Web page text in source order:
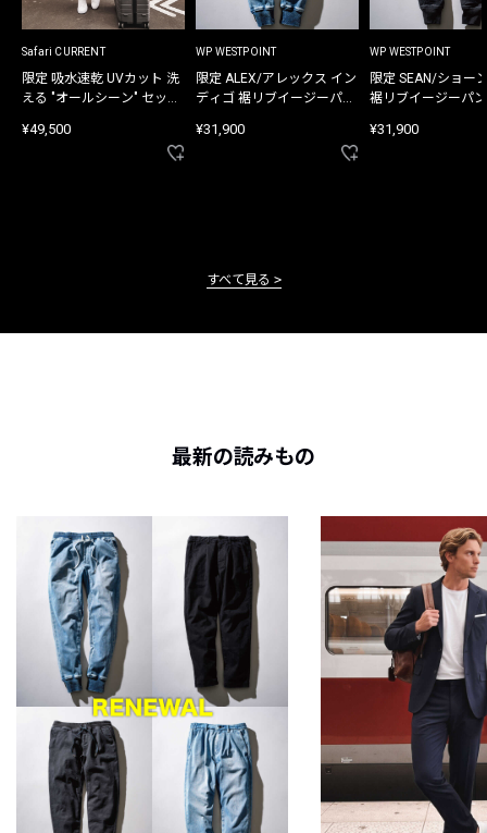
Safari CURRENT
限定 吸水速乾 UVカット 洗
える "オールシーン" セット
¥49,500
WP WESTPOINT
限定 ALEX/アレックス イン
ディゴ 裾リブイージーパン
¥31,900
WP WESTPOINT
限定 SEAN/ショー
裾リブイージーパ
¥31,900
すべて見る
最新の読みもの